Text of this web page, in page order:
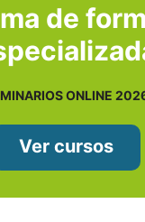
de
ONLINE
Ver cursos